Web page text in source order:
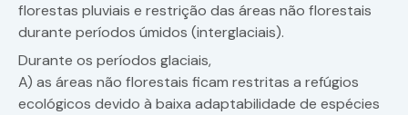
florestas pluviais e restrição das áreas não florestais
durante períodos úmidos (interglaciais).
Durante os períodos glaciais,
A) as áreas não florestais ficam restritas a refúgios
ecológicos devido à baixa adaptabilidade de espécies